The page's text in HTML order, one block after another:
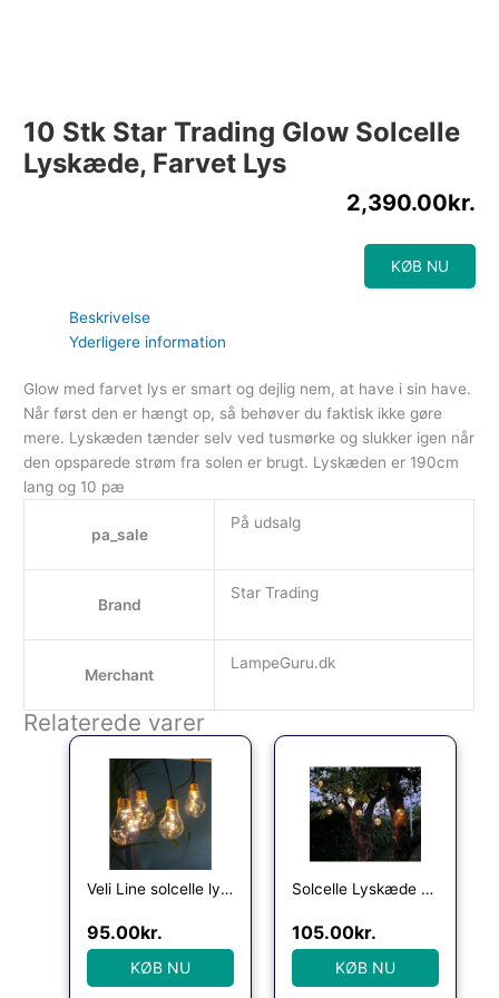
10 Stk Star Trading Glow Solcelle
Lyskæde, Farvet Lys
2,390.00kr.
KØB NU
Beskrivelse
Yderligere information
Glow med farvet lys er smart og dejlig nem, at have i sin have.
Når først den er hængt op, så behøver du faktisk ikke gøre
mere. Lyskæden tænder selv ved tusmørke og slukker igen når
den opsparede strøm fra solen er brugt. Lyskæden er 190cm
lang og 10 pæ
pa_sale
På udsalg
Brand
Star Trading
Merchant
LampeGuru.dk
Relaterede varer
Veli Line solcelle lyskæde, 10 klare pærer
95.00kr.
KØB NU
Solcelle Lyskæde – Udendørs lyskæde – 10 LED Kugler – 335 cm – 3000K (0736)
105.00kr.
KØB NU